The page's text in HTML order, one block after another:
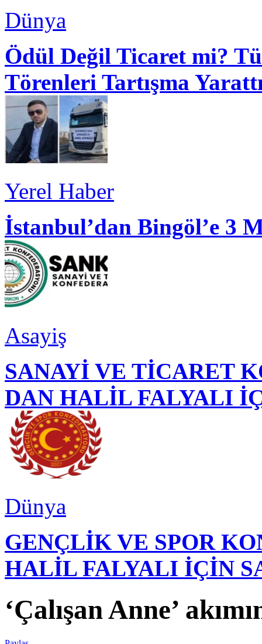
Dünya
Ödül Değil Ticaret mi?
Törenleri Tartışma
Yerel Haber
İstanbul’dan Bingöl’e 3
Asayiş
SANAYİ VE TİCARET
DAN HALİL FALYALI
Dünya
GENÇLİK VE SPOR
HALİL FALYALI İÇİN
‘Çalışan Anne’